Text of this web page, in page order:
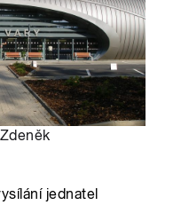
Zdeněk
jednatel